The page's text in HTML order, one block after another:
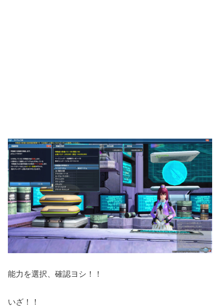
能力を選択、確認ヨシ！！
いざ！！